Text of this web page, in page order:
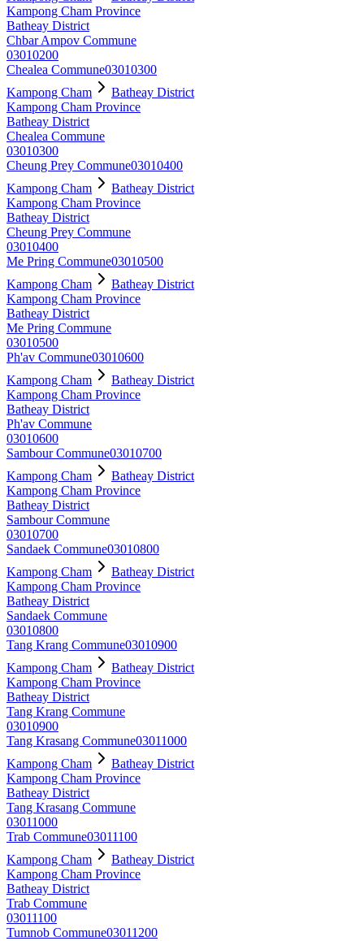
Kampong Cham Province
Batheay District
Chbar Ampov Commune
03010200
Chealea Commune03010300
Kampong Cham
Batheay District
Kampong Cham Province
Batheay District
Chealea Commune
03010300
Cheung Prey Commune03010400
Kampong Cham
Batheay District
Kampong Cham Province
Batheay District
Cheung Prey Commune
03010400
Me Pring Commune03010500
Kampong Cham
Batheay District
Kampong Cham Province
Batheay District
Me Pring Commune
03010500
Ph'av Commune03010600
Kampong Cham
Batheay District
Kampong Cham Province
Batheay District
Ph'av Commune
03010600
Sambour Commune03010700
Kampong Cham
Batheay District
Kampong Cham Province
Batheay District
Sambour Commune
03010700
Sandaek Commune03010800
Kampong Cham
Batheay District
Kampong Cham Province
Batheay District
Sandaek Commune
03010800
Tang Krang Commune03010900
Kampong Cham
Batheay District
Kampong Cham Province
Batheay District
Tang Krang Commune
03010900
Tang Krasang Commune03011000
Kampong Cham
Batheay District
Kampong Cham Province
Batheay District
Tang Krasang Commune
03011000
Trab Commune03011100
Kampong Cham
Batheay District
Kampong Cham Province
Batheay District
Trab Commune
03011100
Tumnob Commune03011200